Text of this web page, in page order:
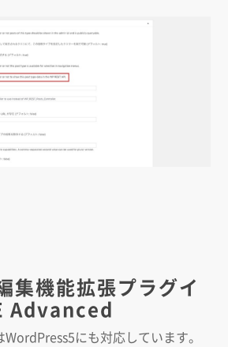
集機能拡張プラグイ
Advanced
にも対応しています。